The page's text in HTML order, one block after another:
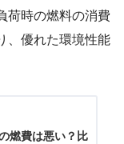
荷時の燃料の消費
、優れた環境性能
燃費は悪い？比